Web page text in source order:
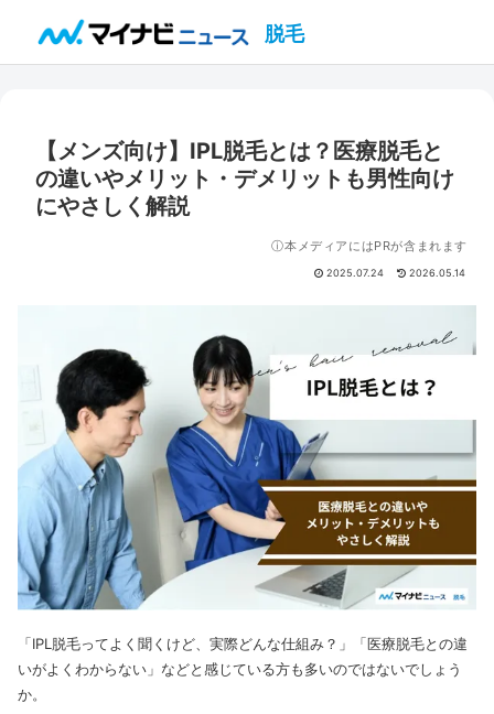
脱毛
【メンズ向け】IPL脱毛とは？医療脱毛と
の違いやメリット・デメリットも男性向け
にやさしく解説
ⓘ本メディアにはPRが含まれます
2025.07.24 2026.05.14
「IPL脱毛ってよく聞くけど、実際どんな仕組み？」「医療脱毛との違
いがよくわからない」などと感じている方も多いのではないでしょう
か。